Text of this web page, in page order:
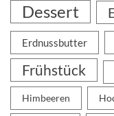
Dessert
Erdnussbutter
Frühstück
Himbeeren